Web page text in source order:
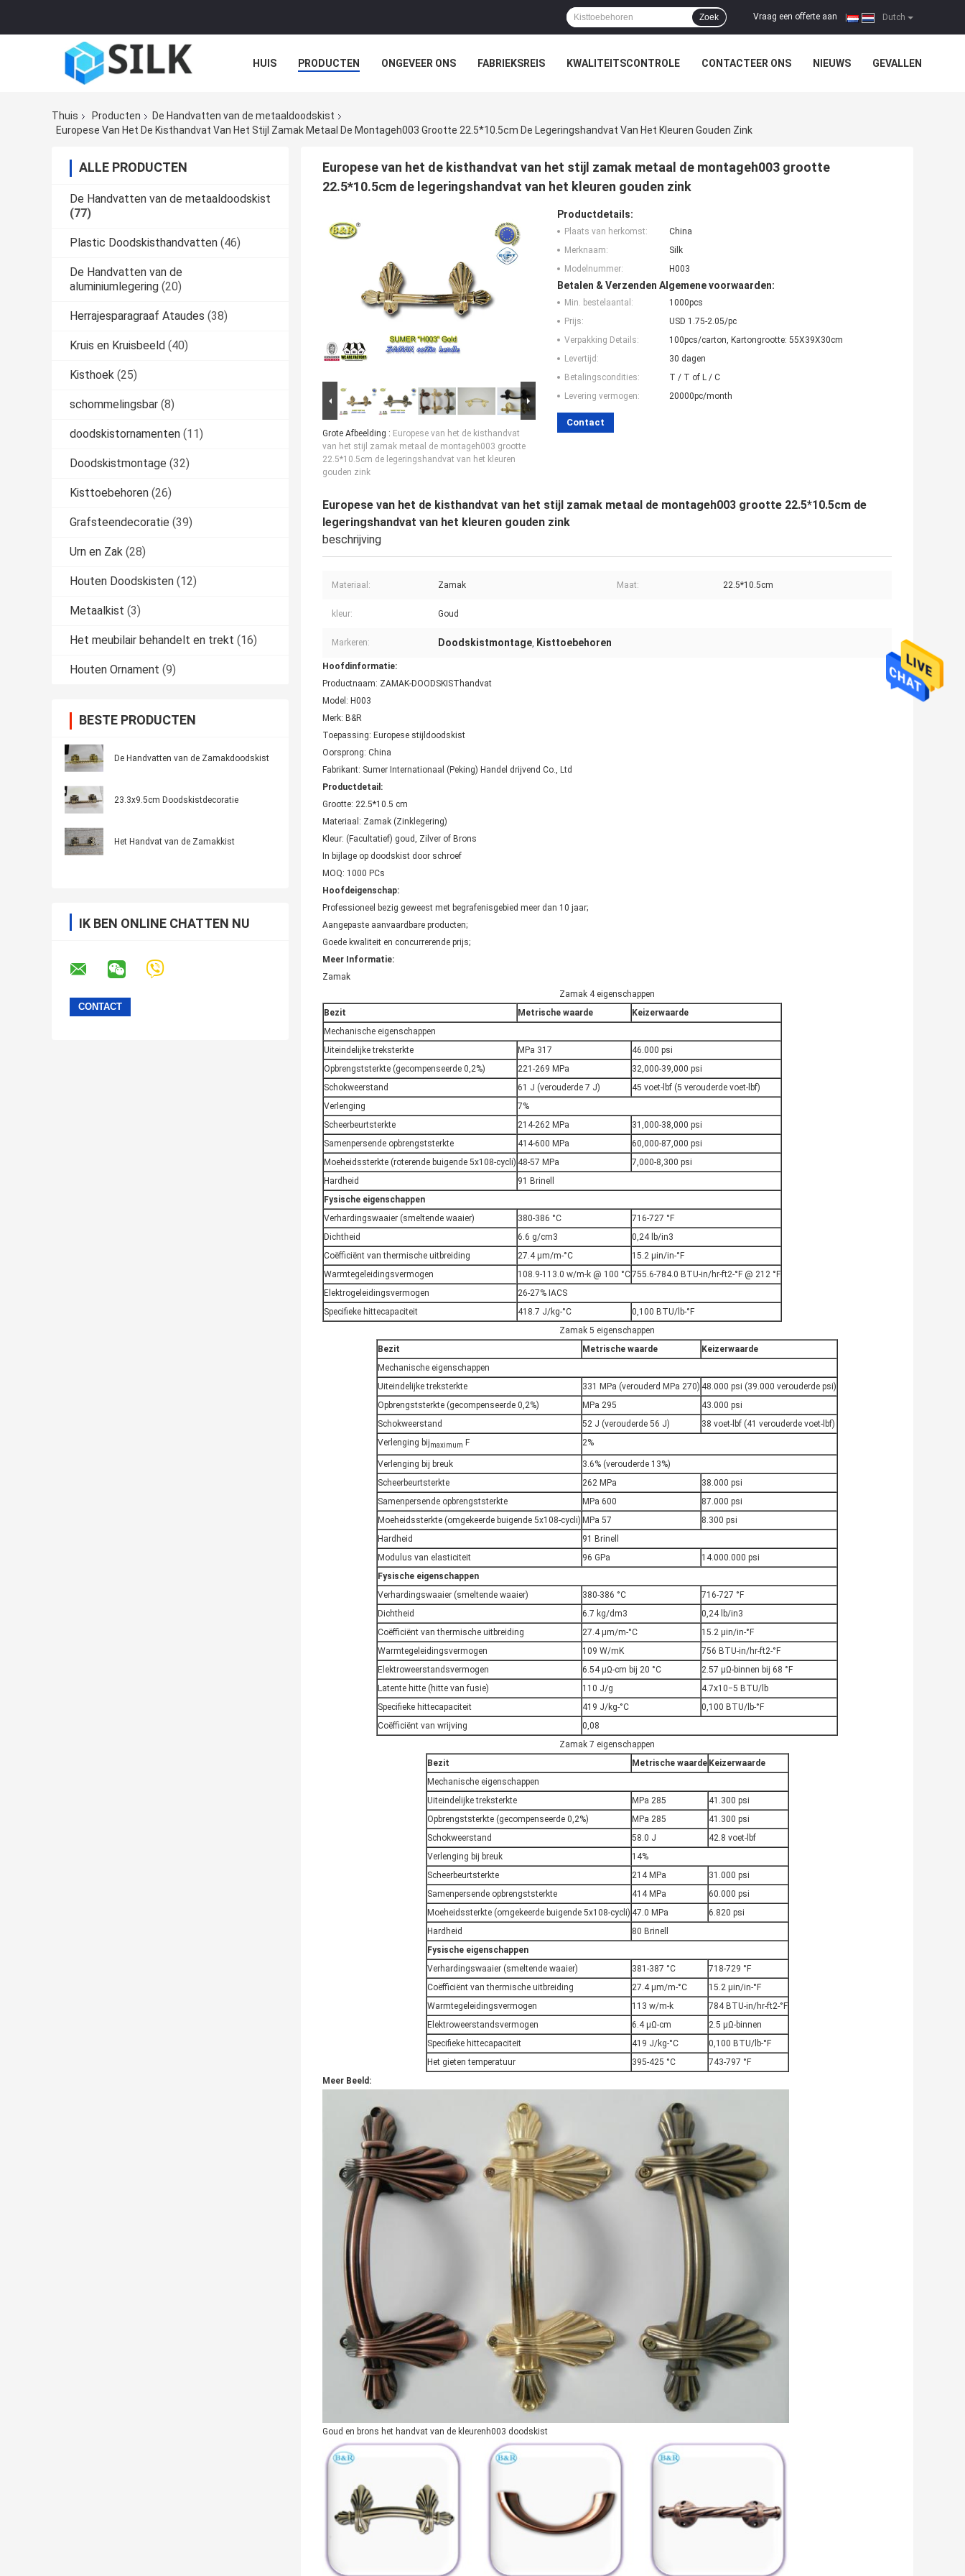
Dutch
Vraag een offerte aan
Zoek
HUIS PRODUCTEN ONGEVEER ONS FABRIEKSREIS KWALITEITSCONTROLE CONTACTEER ONS NIEUWS GEVALLEN
Thuis Producten
De Handvatten van de metaaldoodskist
Europese Van Het De Kisthandvat Van Het Stijl Zamak Metaal De Montageh003 Grootte 22.5*10.5cm De Legeringshandvat Van Het Kleuren Gouden Zink
ALLE PRODUCTEN
De Handvatten van de metaaldoodskist
(77)
Plastic Doodskisthandvatten (46)
De Handvatten van de
aluminiumlegering (20)
Herrajesparagraaf Ataudes (38)
Kruis en Kruisbeeld (40)
Kisthoek (25)
schommelingsbar (8)
doodskistornamenten (11)
Doodskistmontage (32)
Kisttoebehoren (26)
Grafsteendecoratie (39)
Urn en Zak (28)
Houten Doodskisten (12)
Metaalkist (3)
Het meubilair behandelt en trekt (16)
Houten Ornament (9)
BESTE PRODUCTEN
De Handvatten van de Zamakdoodskist
23.3x9.5cm Doodskistdecoratie
Het Handvat van de Zamakkist
IK BEN ONLINE CHATTEN NU
Europese van het de kisthandvat van het stijl zamak metaal de montageh003 grootte
22.5*10.5cm de legeringshandvat van het kleuren gouden zink
Grote Afbeelding : Europese van het de kisthandvat
van het stijl zamak metaal de montageh003 grootte
22.5*10.5cm de legeringshandvat van het kleuren
gouden zink
Productdetails:
Plaats van herkomst:
China
Merknaam:
Silk
Modelnummer:
H003
Betalen & Verzenden Algemene voorwaarden:
Min. bestelaantal:
1000pcs
Prijs:
USD 1.75-2.05/pc
Verpakking Details:
100pcs/carton, Kartongrootte: 55X39X30cm
Levertijd:
30 dagen
Betalingscondities:
T / T of L / C
Levering vermogen:
20000pc/month
Contact
Europese van het de kisthandvat van het stijl zamak metaal de montageh003 grootte 22.5*10.5cm de
legeringshandvat van het kleuren gouden zink
beschrijving
Materiaal: Zamak Maat: 22.5*10.5cm
kleur: Goud
Markeren: Doodskistmontage Kisttoebehoren
Hoofdinformatie:
Productnaam: ZAMAK-DOODSKISThandvat
Model: H003
Merk: B&R
Toepassing: Europese stijldoodskist
Oorsprong: China
Fabrikant: Sumer Internationaal (Peking) Handel drijvend Co., Ltd
Productdetail:
Grootte: 22.5*10.5 cm
Materiaal: Zamak (Zinklegering)
Kleur: (Facultatief) goud, Zilver of Brons
In bijlage op doodskist door schroef
MOQ: 1000 PCs
Hoofdeigenschap:
Professioneel bezig geweest met begrafenisgebied meer dan 10 jaar;
Aangepaste aanvaardbare producten;
Goede kwaliteit en concurrerende prijs;
Meer Informatie:
Zamak
Zamak 4 eigenschappen
Bezit
Metrische waarde
Keizerwaarde
Mechanische eigenschappen
Uiteindelijke treksterkte
MPa 317
46.000 psi
Opbrengststerkte (gecompenseerde 0,2%)
221-269 MPa
32,000-39,000 psi
Schokweerstand
61 J (verouderde 7 J)
45 voet-lbf (5 verouderde voet-lbf)
Verlenging
7%
Scheerbeurtsterkte
214-262 MPa
31,000-38,000 psi
Samenpersende opbrengststerkte
414-600 MPa
60,000-87,000 psi
Moeheidssterkte (roterende buigende 5x108-cycli) 48-57 MPa
7,000-8,300 psi
Hardheid
91 Brinell
Fysische eigenschappen
Verhardingswaaier (smeltende waaier)
380-386 °C
716-727 °F
Dichtheid
6.6 g/cm3
0,24 lb/in3
Coëfficiënt van thermische uitbreiding
27.4 μm/m-°C
15.2 μin/in-°F
Warmtegeleidingsvermogen
108.9-113.0 w/m-k @ 100 °C755.6-784.0 BTU-in/hr-ft2-°F @ 212 °F
Elektrogeleidingsvermogen
26-27% IACS
Specifieke hittecapaciteit
418.7 J/kg-°C
0,100 BTU/lb-°F
Zamak 5 eigenschappen
Bezit
Metrische waarde
Keizerwaarde
Mechanische eigenschappen
Uiteindelijke treksterkte
331 MPa (verouderd MPa 270) 48.000 psi (39.000 verouderde psi)
Opbrengststerkte (gecompenseerde 0,2%)
MPa 295
43.000 psi
Schokweerstand
52 J (verouderde 56 J)
38 voet-lbf (41 verouderde voet-lbf)
Verlenging bijmaximum F 2%
Verlenging bij breuk
3.6% (verouderde 13%)
Scheerbeurtsterkte
262 MPa
38.000 psi
Samenpersende opbrengststerkte
MPa 600
87.000 psi
Moeheidssterkte (omgekeerde buigende 5x108-cycli) MPa 57
8.300 psi
Hardheid
91 Brinell
Modulus van elasticiteit
96 GPa
14.000.000 psi
Fysische eigenschappen
Verhardingswaaier (smeltende waaier)
380-386 °C
716-727 °F
Dichtheid
6.7 kg/dm3
0,24 lb/in3
Coëfficiënt van thermische uitbreiding
27.4 μm/m-°C
15.2 μin/in-°F
Warmtegeleidingsvermogen
109 W/mK
756 BTU-in/hr-ft2-°F
Elektroweerstandsvermogen
6.54 μΩ-cm bij 20 °C
2.57 μΩ-binnen bij 68 °F
Latente hitte (hitte van fusie)
110 J/g
4.7x10−5 BTU/lb
Specifieke hittecapaciteit
419 J/kg-°C
0,100 BTU/lb-°F
Coëfficiënt van wrijving
0,08
Zamak 7 eigenschappen
Bezit
Metrische waarde Keizerwaarde
Mechanische eigenschappen
Uiteindelijke treksterkte
MPa 285
41.300 psi
Opbrengststerkte (gecompenseerde 0,2%)
MPa 285
41.300 psi
Schokweerstand
58.0 J
42.8 voet-lbf
Verlenging bij breuk
14%
Scheerbeurtsterkte
214 MPa
31.000 psi
Samenpersende opbrengststerkte
414 MPa
60.000 psi
Moeheidssterkte (omgekeerde buigende 5x108-cycli) 47.0 MPa
6.820 psi
Hardheid
80 Brinell
Fysische eigenschappen
Verhardingswaaier (smeltende waaier)
381-387 °C
718-729 °F
Coëfficiënt van thermische uitbreiding
27.4 μm/m-°C
15.2 μin/in-°F
Warmtegeleidingsvermogen
113 w/m-k
784 BTU-in/hr-ft2-°F
Elektroweerstandsvermogen
6.4 μΩ-cm
2.5 μΩ-binnen
Specifieke hittecapaciteit
419 J/kg-°C
0,100 BTU/lb-°F
Het gieten temperatuur
395-425 °C
743-797 °F
Meer Beeld:
Goud en brons het handvat van de kleurenh003 doodskist